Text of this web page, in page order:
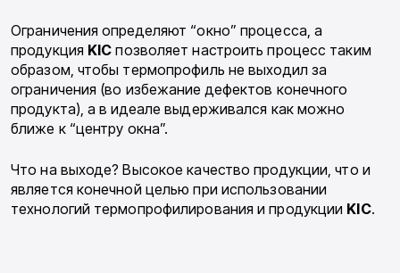
Ограничения определяют “окно” процесса, а
продукция KIC позволяет настроить процесс таким
образом, чтобы термопрофиль не выходил за
ограничения (во избежание дефектов конечного
продукта), а в идеале выдерживался как можно
ближе к “центру окна”.
Что на выходе? Высокое качество продукции, что и
является конечной целью при использовании
технологий термопрофилирования и продукции KIC.